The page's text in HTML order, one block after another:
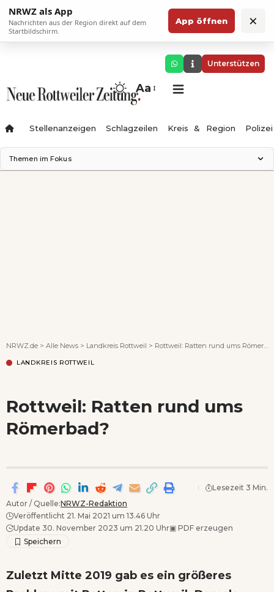
NRWZ als App
Nachrichten aus der Region direkt auf dem
Startbildschirm.
App öffnen ×
Unterstützen
Aa
Stellenanzeigen Schlagzeilen Kreis & Region Polizei
Themen im Fokus
NRWZ.de > Alle News > Landkreis Rottweil > Rottweil: Ratten rund ums Römerbad?
LANDKREIS ROTTWEIL
Rottweil: Ratten rund ums
Römerbad?
Autor / Quelle:NRWZ-Redaktion
Veröffentlicht 21. Mai 2021 um 13.46 Uhr
Update 30. November 2023 um 21.20 Uhr▣ PDF erzeugen
Lesezeit 3 Min.
Zuletzt Mitte 2019 gab es ein größeres